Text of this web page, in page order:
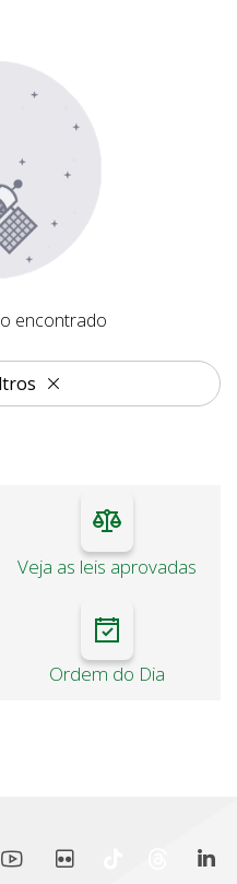
encontrado
encontrado
Veja as leis aprovadas
Ordem do Dia